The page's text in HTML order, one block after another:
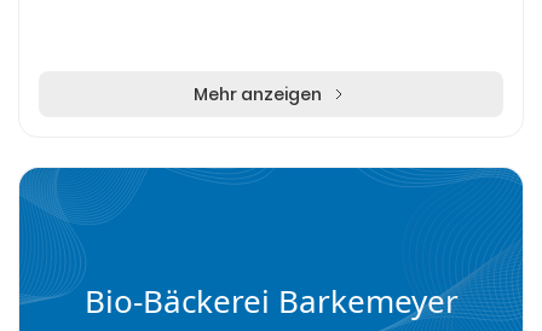
Mehr anzeigen
Bio-Bäckerei Barkemeyer